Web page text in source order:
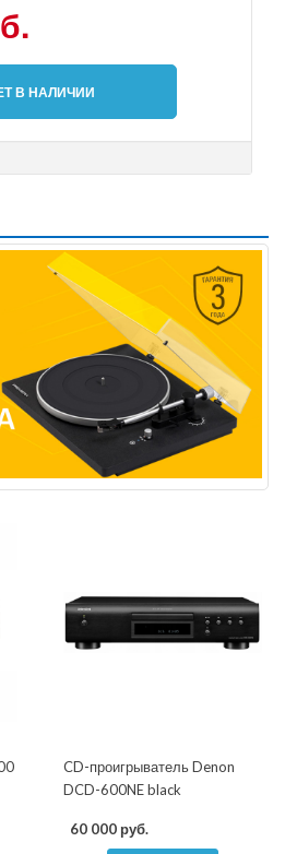
В НАЛИЧИИ
CD-проигрыватель Denon
DCD-600NE black
60 000 руб.